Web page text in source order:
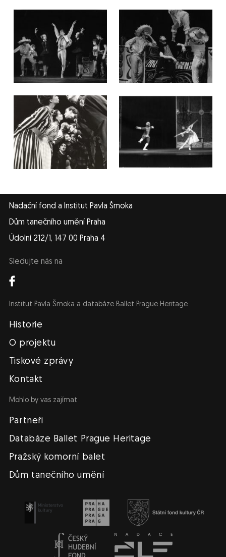
Nadační fond a Institut Pavla Šmoka
Dům tanečního umění Praha
Údolní 212/1, 147 00 Praha 4
Sledujte nás na
Navigace
Institut Pavla Šmoka a databáze Ballet Prague Heritage
Historie
O projektu
Tiskové zprávy
Kontakt
Mohlo by vas zajímat
Partneři
Databáze Ballet Prague Heritage
Pražský komorní balet
Dům tanečního umění